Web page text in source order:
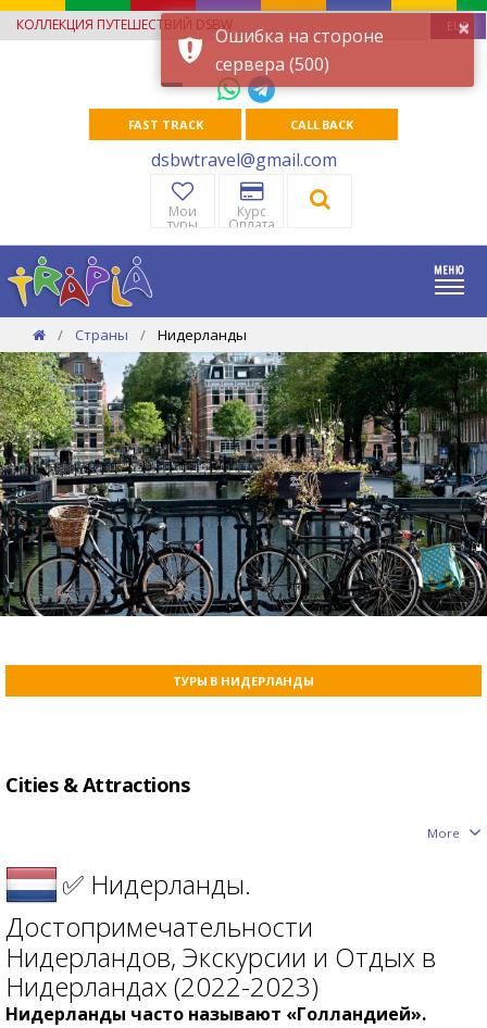
КОЛЛЕКЦИЯ ПУТЕШЕСТВИЙ DSBW EUR
FAST TRACK CALL BACK
dsbwtravel@gmail.com
Мои
туры
Курс
Оплата
Страны Нидерланды
ТУРЫ В НИДЕРЛАНДЫ
Сities & Attractions
More
✅ Нидерланды.
Достопримечательности
Нидерландов, Экскурсии и Отдых в
Нидерландах (2022-2023)
Нидерланды часто называют «Голландией».
×
Ошибка на стороне
сервера (500)